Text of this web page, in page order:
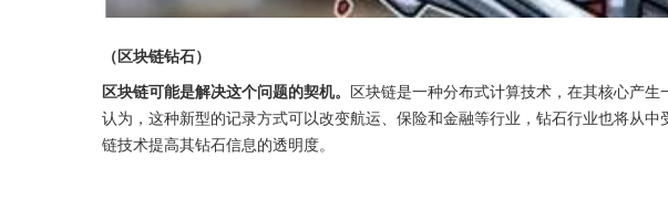
（区块链钻石）
区块链可能是解决这个问题的契机。 区块链是一种分布式计算技术，在其核心产
认为，这种新型的记录方式可以改变航运、保险和金融等行业，钻石行业也将从
链技术提高其钻石信息的透明度。